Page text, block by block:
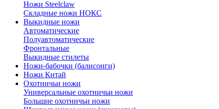
Ножи Steelclaw
Складные ножи НОКС
Выкидные ножи
Автоматические
Полуавтоматические
Фронтальные
Выкидные стилеты
Ножи-бабочки (балисонги)
Ножи Китай
Охотничьи ножи
Универсальные охотничьи ножи
Большие охотничьи ножи